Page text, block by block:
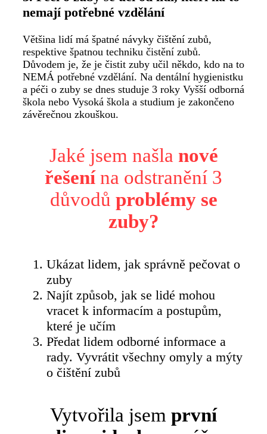
nemají potřebné vzdělání
Většina lidí má špatné návyky čištění zubů,
respektive špatnou techniku čistění zubů.
Důvodem je, že je čistit zuby učil někdo, kdo na to
NEMÁ potřebné vzdělání. Na dentální hygienistku
a péči o zuby se dnes studuje 3 roky Vyšší odborná
škola nebo Vysoká škola a studium je zakončeno
závěrečnou zkouškou.
Jaké jsem našla nové
řešenína odstranění 3
důvodů problémy se
zuby?
Ukázat lidem, jak správně pečovat o
zuby
Najít způsob, jak se lidé mohou
vracet k informacím a postupům,
které je učím
Předat lidem odborné informace a
rady. Vyvrátit všechny omyly a mýty
o čištění zubů
Vytvořila jsem první